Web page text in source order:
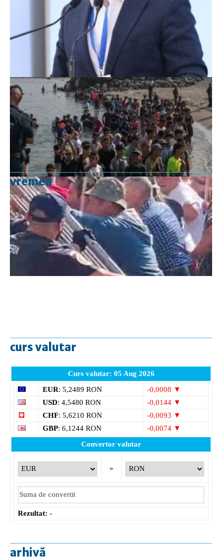
vremea
curs valutar
Curs valutar: 05 Aug 2026
EUR: 5,2489 RON
-0,0008 ▼
USD: 4,5480 RON
-0,0144 ▼
CHF: 5,6210 RON
-0,0093 ▼
GBP: 6,1244 RON
-0,0074 ▼
Convertor valutar
»
Rezultat: -
arhivă